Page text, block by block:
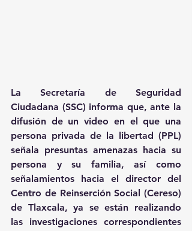
La Secretaría de Seguridad
Ciudadana (SSC) informa que, ante la
difusión de un video en el que una
persona privada de la libertad (PPL)
señala presuntas amenazas hacia su
persona y su familia, así como
señalamientos hacia el director del
Centro de Reinserción Social (Cereso)
de Tlaxcala, ya se están realizando
las investigaciones correspondientes